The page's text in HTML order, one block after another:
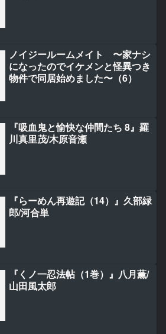
ノイジールームメイト 〜家ナシ
になったのでイケメンと怪異つき
物件で同居始めました〜（6）
『吸血鬼と愉快な仲間たち 8』羅
川真里茂/木原音瀬
『らーめん再遊記（14）』久部緑
郎/河合単
『くノ一忍法帖（1巻）』八月薫/
山田風太郎